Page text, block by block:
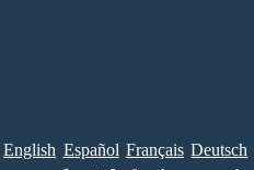
English Español Français Deutsch